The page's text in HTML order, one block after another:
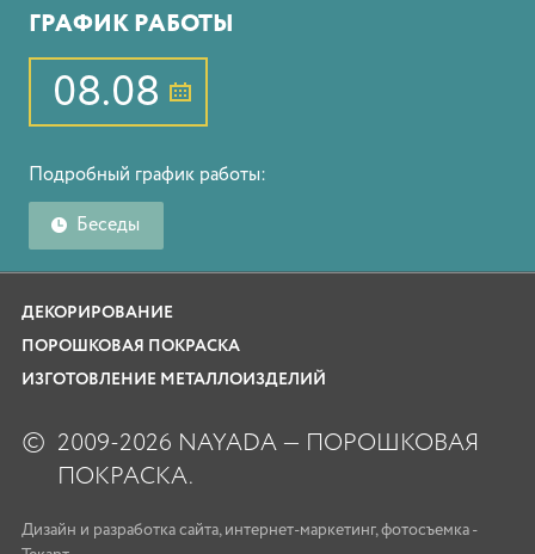
ГРАФИК РАБОТЫ
08.08
Подробный график работы:
Беседы
ДЕКОРИРОВАНИЕ
ПОРОШКОВАЯ ПОКРАСКА
ИЗГОТОВЛЕНИЕ МЕТАЛЛОИЗДЕЛИЙ
© 2009-2026 NAYADA — ПОРОШКОВАЯ
ПОКРАСКА.
Дизайн и разработка сайта, интернет-маркетинг,фотосъемка -